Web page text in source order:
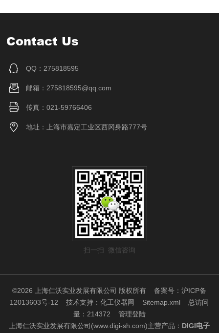
Contact Us
QQ：275818595
邮箱：275818595@qq.com
传真：021-59766406
地址：上海市嘉定工业区西冈身路777号
扫一扫 微信咨询
©2026 上海仁沃实业发展有限公司 版权所有备案号：沪ICP备
12013603号-12 技术支持：化工仪器网 Sitemap.xml 总访问
量：214372 管理登陆
上海仁沃实业发展有限公司(www.digi-sh.com)主营产品： DIGI电子